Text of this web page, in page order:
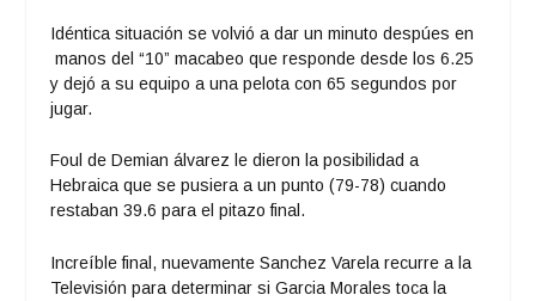
Idéntica situación se volvió a dar un minuto despúes en
manos del “10” macabeo que responde desde los 6.25
y dejó a su equipo a una pelota con 65 segundos por
jugar.
Foul de Demian álvarez le dieron la posibilidad a
Hebraica que se pusiera a un punto (79-78) cuando
restaban 39.6 para el pitazo final.
Increíble final, nuevamente Sanchez Varela recurre a la
Televisión para determinar si Garcia Morales toca la